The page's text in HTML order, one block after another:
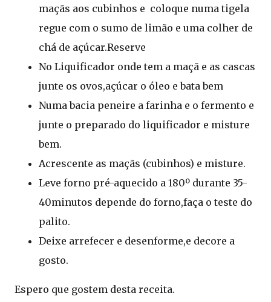
maçãs aos cubinhos e coloque numa tigela
regue com o sumo de limão e uma colher de
chá de açúcar.Reserve
No Liquificador onde tem a maçã e as cascas
junte os ovos,açúcar o óleo e bata bem
Numa bacia peneire a farinha e o fermento e
junte o preparado do liquificador e misture
bem.
Acrescente as maçãs (cubinhos) e misture.
Leve forno pré-aquecido a 180º durante 35-
40minutos depende do forno,faça o teste do
palito.
Deixe arrefecer e desenforme,e decore a
gosto.
Espero que gostem desta receita.